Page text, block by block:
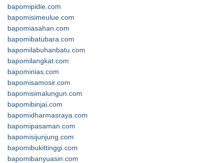
bapomipidie.com
bapomisimeulue.com
bapomiasahan.com
bapomibatubara.com
bapomilabuhanbatu.com
bapomilangkat.com
bapominias.com
bapomisamosir.com
bapomisimalungun.com
bapomibinjai.com
bapomidharmasraya.com
bapomipasaman.com
bapomisijunjung.com
bapomibukittinggi.com
bapomibanyuasin.com